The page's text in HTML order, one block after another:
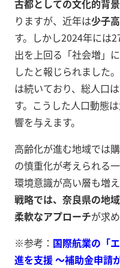
古都としての文化的背景
りますが、近年は少子
す。しかし2024年には
出を上回る「社会増」
したと報じられました
は続いており、総人口
す。こうした人口動態
響を与えます。
高齢化が進む地域では
の慎重化が考えられる一
環境意識が高い層も増
戦略では、奈良県の地
柔軟なアプローチが求
※参考： 国際航業の「
進を支援 ～補助金申請